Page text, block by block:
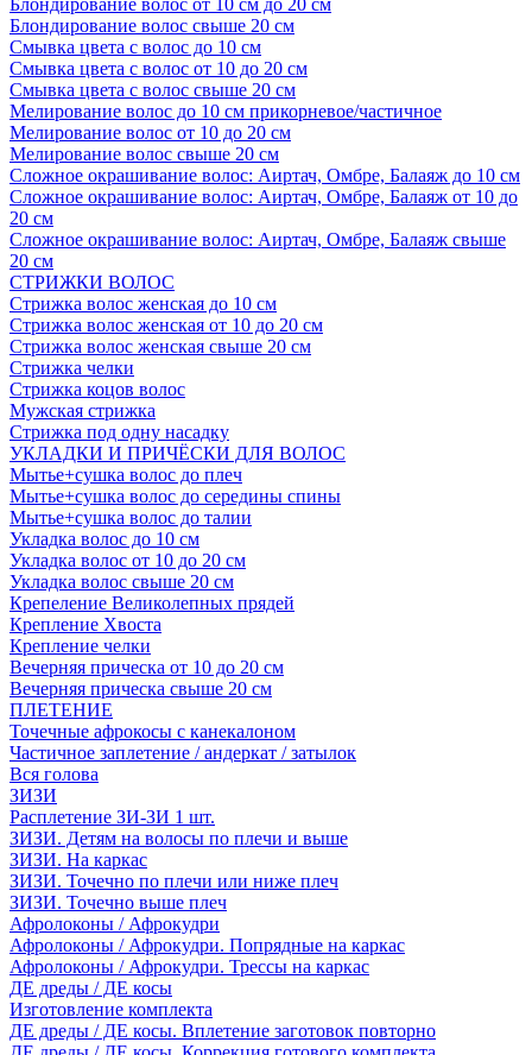
Блондирование волос от 10 см до 20 см
Блондирование волос свыше 20 см
Смывка цвета с волос до 10 см
Смывка цвета с волос от 10 до 20 см
Смывка цвета с волос свыше 20 см
Мелирование волос до 10 см прикорневое/частичное
Мелирование волос от 10 до 20 см
Мелирование волос свыше 20 см
Сложное окрашивание волос: Аиртач, Омбре, Балаяж до 10 см
Сложное окрашивание волос: Аиртач, Омбре, Балаяж от 10 до
20 см
Сложное окрашивание волос: Аиртач, Омбре, Балаяж свыше
20 см
СТРИЖКИ ВОЛОС
Стрижка волос женская до 10 см
Стрижка волос женская от 10 до 20 см
Стрижка волос женская свыше 20 см
Стрижка челки
Стрижка коцов волос
Мужская стрижка
Стрижка под одну насадку
УКЛАДКИ И ПРИЧЁСКИ ДЛЯ ВОЛОС
Мытье+сушка волос до плеч
Мытье+сушка волос до середины спины
Мытье+сушка волос до талии
Укладка волос до 10 см
Укладка волос от 10 до 20 см
Укладка волос свыше 20 см
Крепеление Великолепных прядей
Крепление Хвоста
Крепление челки
Вечерняя прическа от 10 до 20 см
Вечерняя прическа свыше 20 см
ПЛЕТЕНИЕ
Точечные афрокосы с канекалоном
Частичное заплетение / андеркат / затылок
Вся голова
ЗИЗИ
Расплетение ЗИ-ЗИ 1 шт.
ЗИЗИ. Детям на волосы по плечи и выше
ЗИЗИ. На каркас
ЗИЗИ. Точечно по плечи или ниже плеч
ЗИЗИ. Точечно выше плеч
Афролоконы / Афрокудри
Афролоконы / Афрокудри. Попрядные на каркас
Афролоконы / Афрокудри. Трессы на каркас
ДЕ дреды / ДЕ косы
Изготовление комплекта
ДЕ дреды / ДЕ косы. Вплетение заготовок повторно